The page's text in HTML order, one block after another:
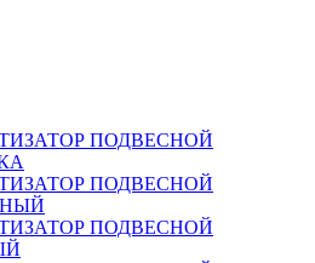
ПОДВЕСНОЙ
ПОДВЕСНОЙ
ПОДВЕСНОЙ